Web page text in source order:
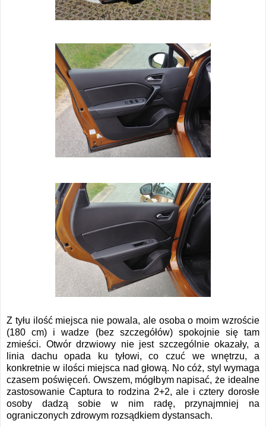
Z tyłu ilość miejsca nie powala, ale osoba o moim wzroście
(180 cm) i wadze (bez szczegółów) spokojnie się tam
zmieści. Otwór drzwiowy nie jest szczególnie okazały, a
linia dachu opada ku tyłowi, co czuć we wnętrzu, a
konkretnie w ilości miejsca nad głową. No cóż, styl wymaga
czasem poświęceń. Owszem, mógłbym napisać, że idealne
zastosowanie Captura to rodzina 2+2, ale i cztery dorosłe
osoby dadzą sobie w nim radę, przynajmniej na
ograniczonych zdrowym rozsądkiem dystansach.